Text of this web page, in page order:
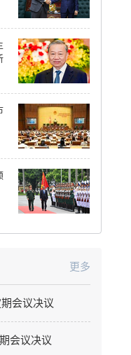
更多
会议决议
会议决议